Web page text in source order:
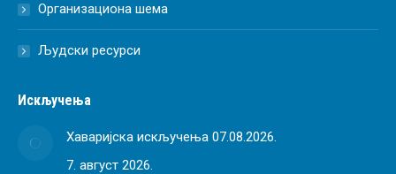
Организациона шема
Људски ресурси
Искључења
Хаваријска искључења 07.08.2026.
7. август 2026.